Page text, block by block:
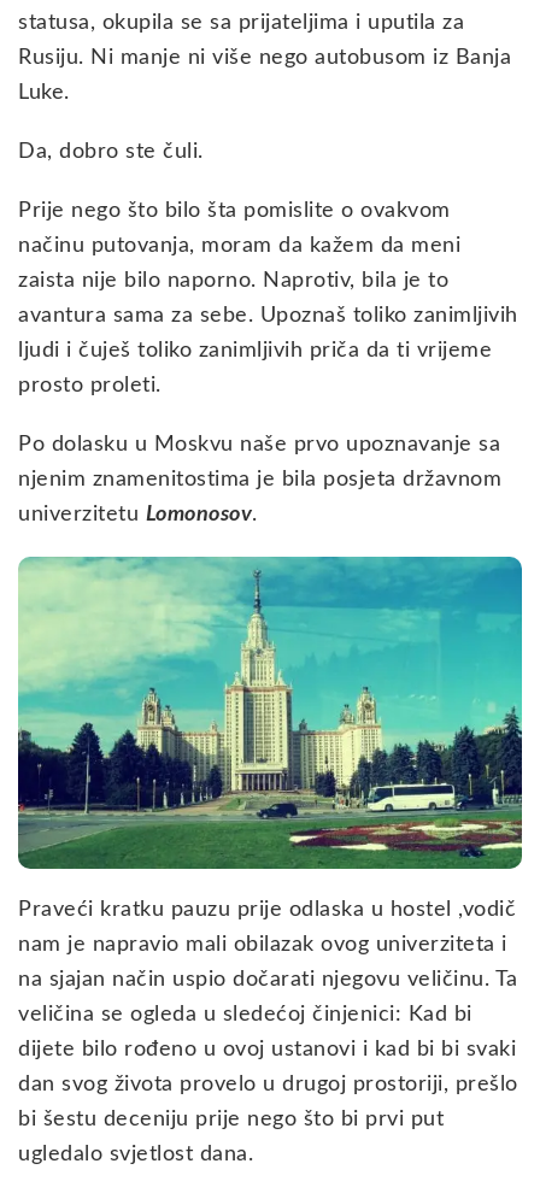
statusa, okupila se sa prijateljima i uputila za
Rusiju. Ni manje ni više nego autobusom iz Banja
Luke.
Da, dobro ste čuli.
Prije nego što bilo šta pomislite o ovakvom
načinu putovanja, moram da kažem da meni
zaista nije bilo naporno. Naprotiv, bila je to
avantura sama za sebe. Upoznaš toliko zanimljivih
ljudi i čuješ toliko zanimljivih priča da ti vrijeme
prosto proleti.
Po dolasku u Moskvu naše prvo upoznavanje sa
njenim znamenitostima je bila posjeta državnom
univerzitetu Lomonosov.
Praveći kratku pauzu prije odlaska u hostel ,vodič
nam je napravio mali obilazak ovog univerziteta i
na sjajan način uspio dočarati njegovu veličinu. Ta
veličina se ogleda u sledećoj činjenici: Kad bi
dijete bilo rođeno u ovoj ustanovi i kad bi bi svaki
dan svog života provelo u drugoj prostoriji, prešlo
bi šestu deceniju prije nego što bi prvi put
ugledalo svjetlost dana.